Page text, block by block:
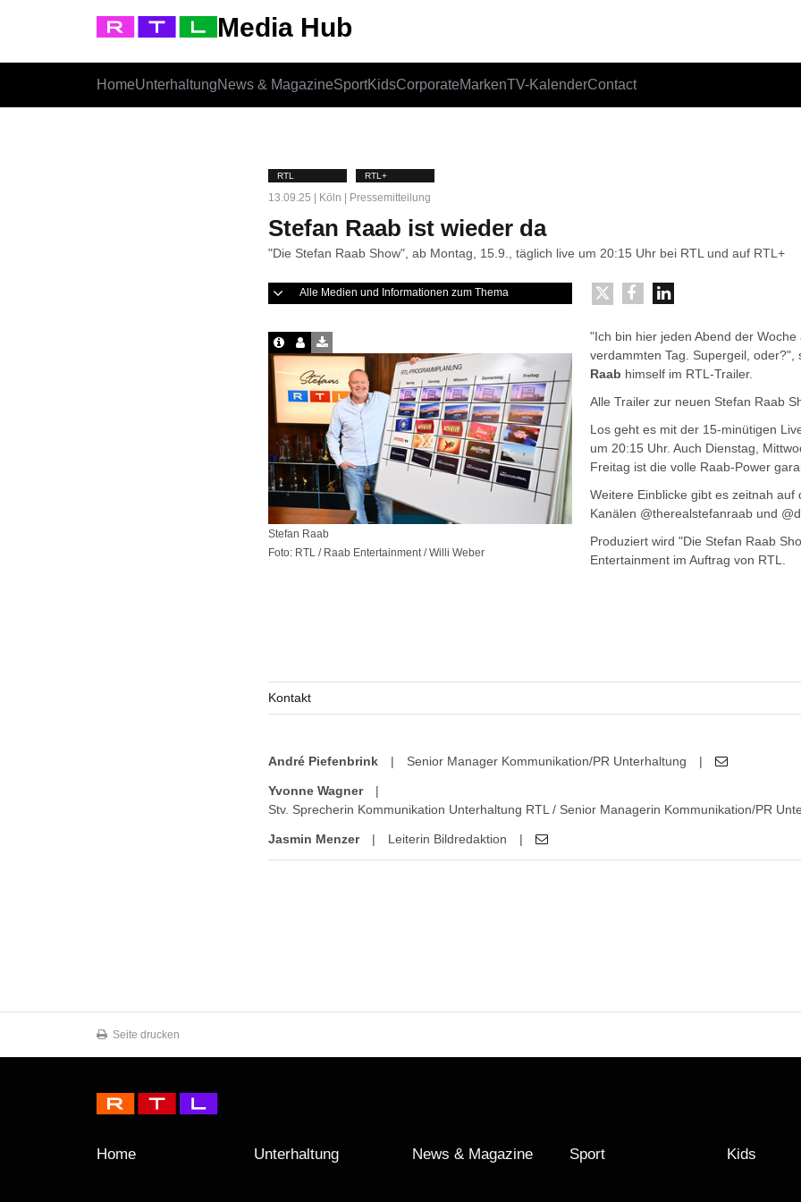
Media Hub
HomeUnterhaltungNews & MagazineSportKidsCorporateMarkenTV-KalenderContact
RTL RTL+
13.09.25 | Köln | Pressemitteilung
Stefan Raab ist wieder da
"Die Stefan Raab Show", ab Montag, 15.9., täglich live um 20:15 Uhr bei RTL und auf RTL+
Alle Medien und Informationen zum Thema
Stefan Raab
Foto: RTL / Raab Entertainment / Willi Weber
"Ich bin hier jeden Abend der Woche
verdammten Tag. Supergeil,
Raab himself im RTL-Trailer.
Alle Trailer zur neuen Stefan Raab
Los geht es mit der 15-minütigen
um 20:15 Uhr. Auch Dienstag,
Freitag ist die volle Raab-Power
Weitere Einblicke gibt es zeitnah auf
Kanälen @therealstefanraab und
Produziert wird "Die Stefan Raab
Entertainment im Auftrag von RTL.
Kontakt
André Piefenbrink | Senior Manager Kommunikation/PR Unterhaltung |
Yvonne Wagner
|
Stv. Sprecherin Kommunikation Unterhaltung RTL / Senior Managerin Kommunikation/PR
Jasmin Menzer | Leiterin Bildredaktion |
Seite drucken
Home Unterhaltung News & Magazine Sport Kids